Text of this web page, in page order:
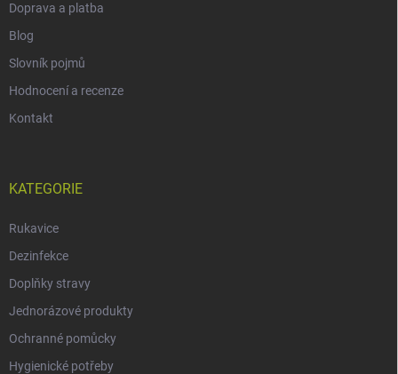
Doprava a platba
Blog
Slovník pojmů
Hodnocení a recenze
Kontakt
KATEGORIE
Rukavice
Dezinfekce
Doplňky stravy
Jednorázové produkty
Ochranné pomůcky
Hygienické potřeby